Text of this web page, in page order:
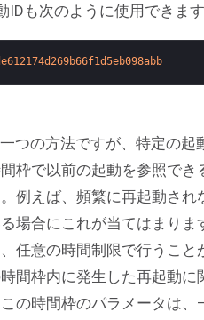
IDも次のように使用できま
つの方法ですが、特定の起
枠で以前の起動を参照でき
例えば、頻繁に再起動され
場合にこれが当てはまりま
任意の時間制限で行うこと
間枠内に発生した再起動に
の時間枠のパラメータは、